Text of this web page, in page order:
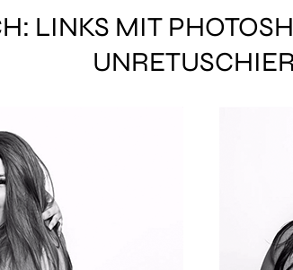
LINKS MIT